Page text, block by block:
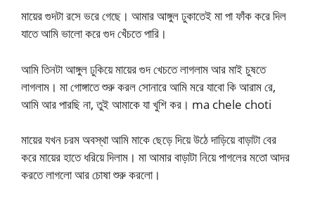
মায়ের গুদটা রসে ভরে গেছে। আমার আঙ্গুল ঢুকাতেই মা পা ফাঁক করে দিল
যাতে আমি ভালো করে গুদ খেঁচতে পারি।
আমি তিনটা আঙ্গুল ঢুকিয়ে মায়ের গুদ খেচতে লাগলাম আর মাই চুষতে
লাগলাম। মা গোঙ্গাতে শুরু করল সোনারে আমি মরে যাবো কি আরাম রে,
আমি আর পারছি না, তুই আমাকে যা খুশি কর। ma chele choti
মায়ের যখন চরম অবস্থা আমি মাকে ছেড়ে দিয়ে উঠে দাড়িয়ে বাড়াটা বের
করে মায়ের হাতে ধরিয়ে দিলাম। মা আমার বাড়াটা নিয়ে পাগলের মতো আদর
করতে লাগলো আর চোষা শুরু করলো।